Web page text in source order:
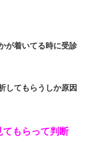
が着いてる時に受診
してもらうしか原因
もらって判断